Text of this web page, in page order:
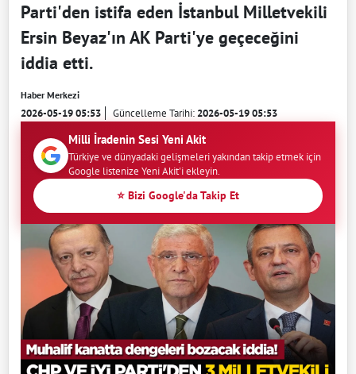
Parti'den istifa eden İstanbul Milletvekili
Ersin Beyaz'ın AK Parti'ye geçeceğini
iddia etti.
Haber Merkezi
2026-05-19 05:53 Güncelleme Tarihi:2026-05-19 05:53
Milli İradenin Sesi Yeni Akit
Türkiye ve dünyadaki gelişmeleri yakından takip etmek için
Google listenize Yeni Akit'i ekleyin.
⭐ Bizi Google'da Takip Et